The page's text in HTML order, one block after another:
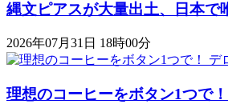
縄文ピアスが大量出土、日本で
2026年07月31日 18時00分
理想のコーヒーをボタン1つで